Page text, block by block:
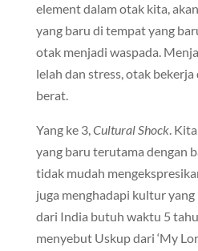
element dalam otak kita,
yang baru di tempat yang
otak menjadi waspada.
lelah dan stress, otak
berat.
Yang ke 3,Cultural Shock.
yang baru terutama dengan
tidak mudah
juga menghadapi kultur yang
dari India butuh waktu 5
menyebut Uskup dari ‘My